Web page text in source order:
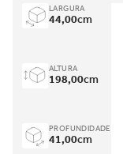
LARGURA
44,00cm
ALTURA
198,00cm
PROFUNDIDADE
41,00cm